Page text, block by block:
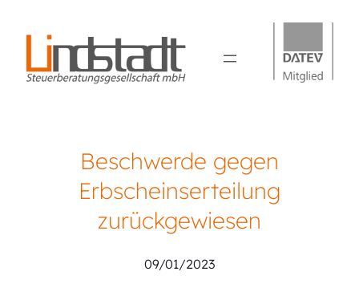
Beschwerde gegen
Erbscheinserteilung
zurückgewiesen
09/01/2023